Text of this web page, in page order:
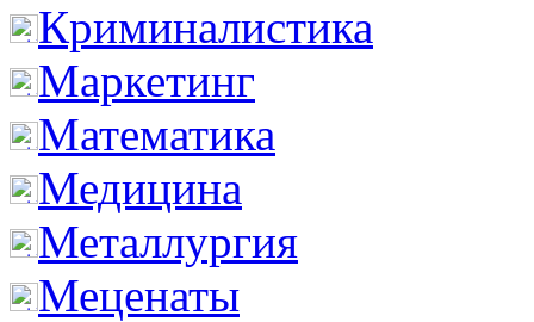
Криминалистика
Маркетинг
Математика
Медицина
Металлургия
Меценаты